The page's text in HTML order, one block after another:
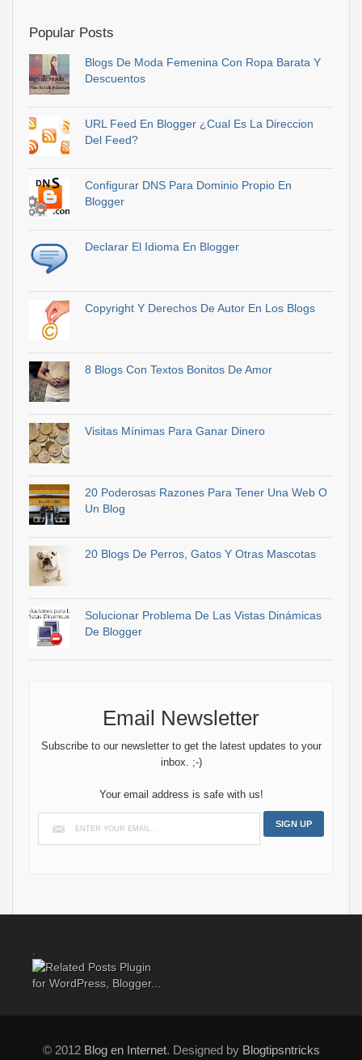
Popular Posts
Blogs De Moda Femenina Con Ropa Barata Y
Descuentos
URL Feed En Blogger ¿Cual Es La Direccion
Del Feed?
Configurar DNS Para Dominio Propio En
Blogger
Declarar El Idioma En Blogger
Copyright Y Derechos De Autor En Los Blogs
8 Blogs Con Textos Bonitos De Amor
Visitas Mínimas Para Ganar Dinero
20 Poderosas Razones Para Tener Una Web O
Un Blog
20 Blogs De Perros, Gatos Y Otras Mascotas
Solucionar Problema De Las Vistas Dinámicas
De Blogger
Email Newsletter
Subscribe to our newsletter to get the latest updates to your
inbox. ;-)
Your email address is safe with us!
© 2012 Blog en Internet. Designed by Blogtipsntricks